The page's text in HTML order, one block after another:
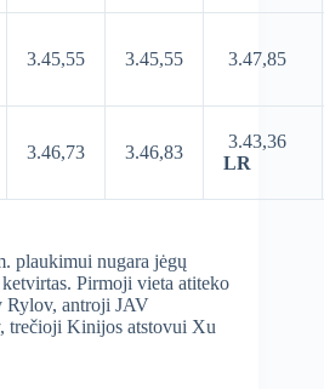
3.45,55 3.45,55 3.47,85
3.46,73 3.46,83
3.43,36
LR
plaukimui nugara jėgų
Pirmoji vieta atiteko
Rylov, antroji JAV
trečioji Kinijos atstovui Xu